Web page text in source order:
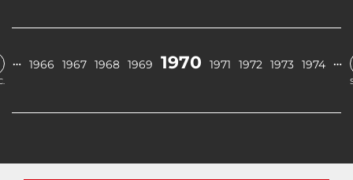
… 1966 1967 1968 1969 1970 1971 1972 1973 1974 …